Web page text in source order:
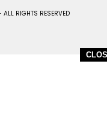
RIGHTS RESERVED